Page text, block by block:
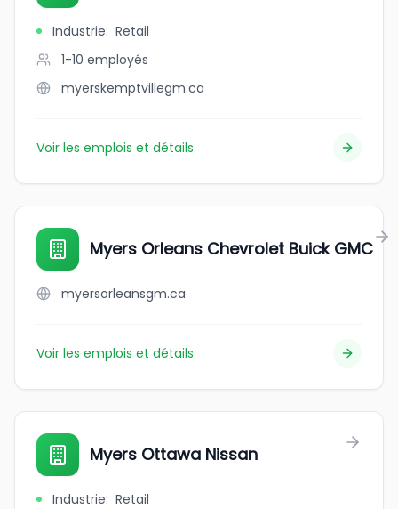
Industrie: Retail
1-10 employés
myerskemptvillegm.ca
Voir les emplois et détails
Myers Orleans Chevrolet Buick GMC
myersorleansgm.ca
Voir les emplois et détails
Myers Ottawa Nissan
Industrie: Retail